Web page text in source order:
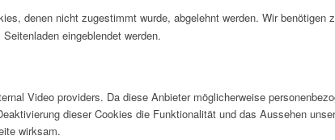
denen nicht zugestimmt wurde, abgelehnt werden. Wir benötigen
eingeblendet werden.
Video providers. Da diese Anbieter möglicherweise
dieser Cookies die Funktionalität und das Aussehen
wirksam.